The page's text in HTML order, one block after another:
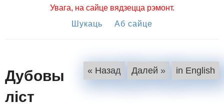
Увага, на сайце вядзецца рэмонт.
Шукаць Аб сайце
« Назад Далей » in English
Дубовы
ліст